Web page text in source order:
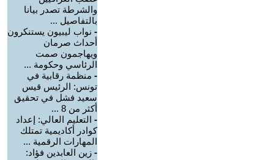
والشرطة تصدر بيانا
بالتفاصيل ...
- نواب ليبيون يستنكرون
أحداث صرمان
ويهاجمون صمت
الرئاسي وحكومة ...
- منظمة رقابية في
تونس: الرئيس قيس
سعيد فشل في تحقيق
أكثر من 8 ...
- التعليم العالي: إعداد
كوادر أكاديمية تمتلك
المهارات الرقمية ...
- زين العابدين فؤاد: